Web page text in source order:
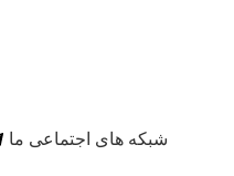
شبکه های اجتماعی ما